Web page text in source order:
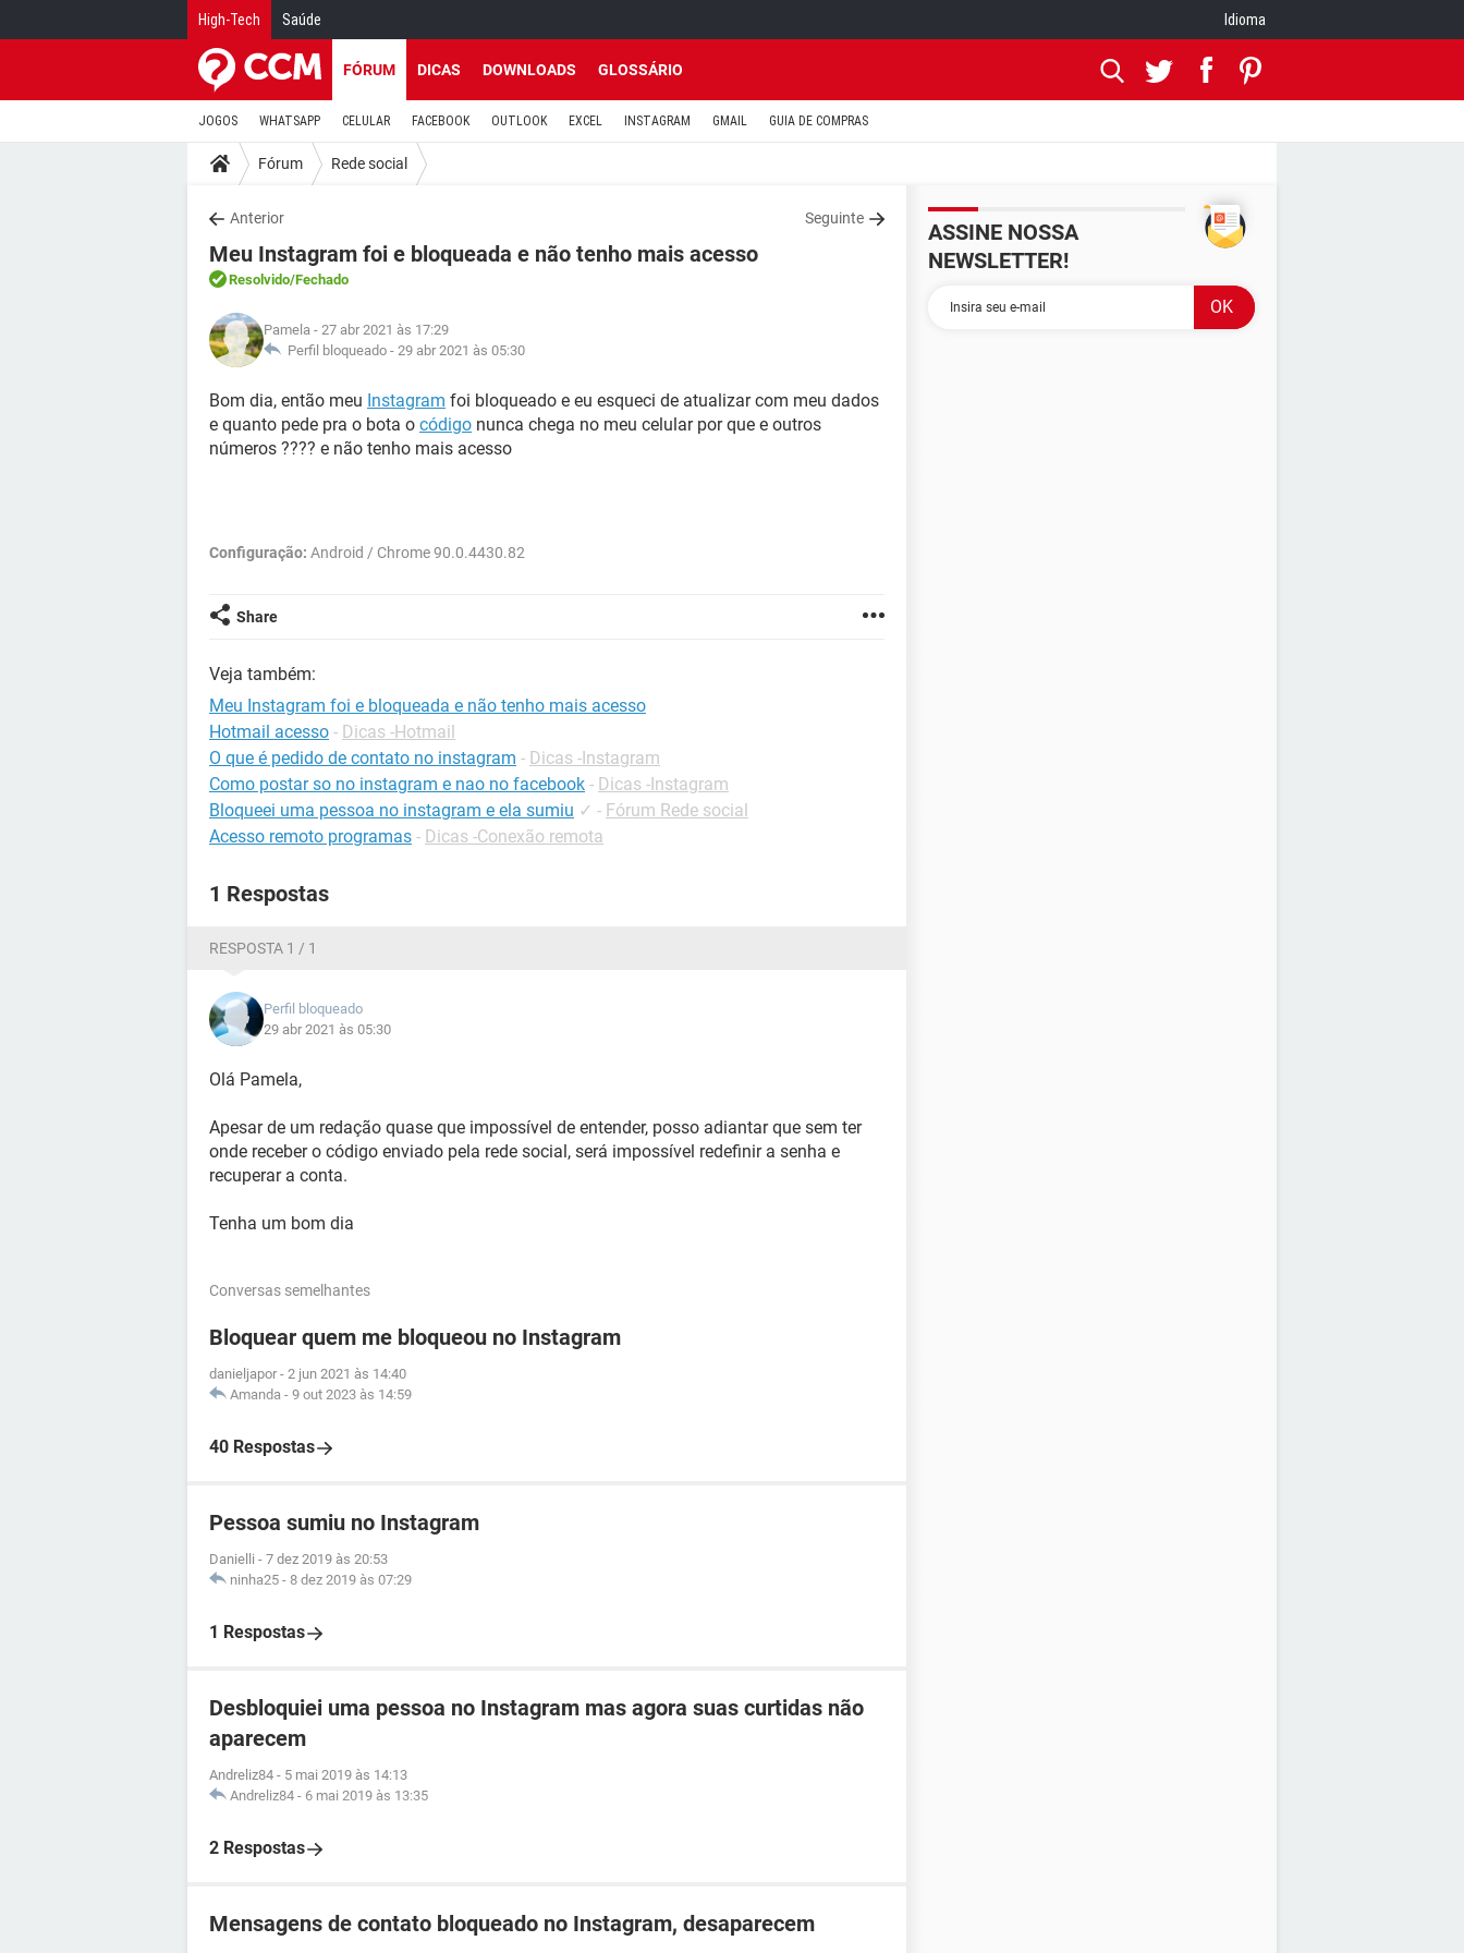
High-Tech Saúde Idioma
FÓRUM DICAS DOWNLOADS GLOSSÁRIO
JOGOS WHATSAPP CELULAR FACEBOOK OUTLOOK EXCEL INSTAGRAM GMAIL GUIA DE COMPRAS
Fórum Rede social
Anterior Seguinte
Meu Instagram foi e bloqueada e não tenho mais acesso
Resolvido/Fechado
Pamela - 27 abr 2021 às 17:29
Perfil bloqueado - 29 abr 2021 às 05:30
Bom dia, então meu Instagram foi bloqueado e eu esqueci de atualizar com meu dados
e quanto pede pra o bota o código nunca chega no meu celular por que e outros
números ???? e não tenho mais acesso
Configuração: Android / Chrome 90.0.4430.82
Share
Veja também:
Meu Instagram foi e bloqueada e não tenho mais acesso
Hotmail acesso - Dicas -Hotmail
O que é pedido de contato no instagram - Dicas -Instagram
Como postar so no instagram e nao no facebook - Dicas -Instagram
Bloqueei uma pessoa no instagram e ela sumiu ✓ - Fórum Rede social
Acesso remoto programas - Dicas -Conexão remota
1 Respostas
RESPOSTA 1 / 1
Perfil bloqueado
29 abr 2021 às 05:30
Olá Pamela,
Apesar de um redação quase que impossível de entender, posso adiantar que sem ter
onde receber o código enviado pela rede social, será impossível redefinir a senha e
recuperar a conta.
Tenha um bom dia
Conversas semelhantes
Bloquear quem me bloqueou no Instagram
danieljapor - 2 jun 2021 às 14:40
Amanda - 9 out 2023 às 14:59
40 Respostas
Pessoa sumiu no Instagram
Danielli - 7 dez 2019 às 20:53
ninha25 - 8 dez 2019 às 07:29
1 Respostas
Desbloquiei uma pessoa no Instagram mas agora suas curtidas não
aparecem
Andreliz84 - 5 mai 2019 às 14:13
Andreliz84 - 6 mai 2019 às 13:35
2 Respostas
Mensagens de contato bloqueado no Instagram, desaparecem
ASSINE NOSSA
NEWSLETTER!